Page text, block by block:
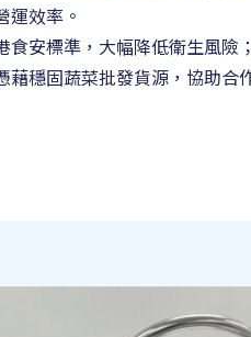
效率。
安標準，大幅降低衛生風險
穩固蔬菜批發貨源，協助合